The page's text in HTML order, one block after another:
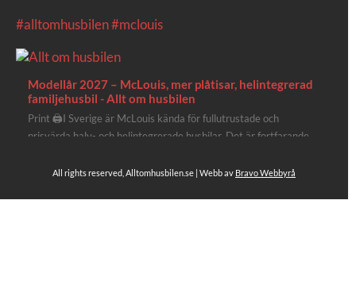
#alltomhusbilen#mclouis
Modellår 2027 – McLouis, mer plåtisar, helintegrerad
familjehusbil - Allt om husbilen
Print 🖨I Sverige är McLouis kända för fullutrustade och
prisvärda halv- och helintegrerade husbilar. Det är fortfarande
plåtisutbud lite extra kärlek med hela 3 nya utrustningsnivåer.
All rights reserved, Alltomhusbilen.se | Webb av Bravo Webbyrå